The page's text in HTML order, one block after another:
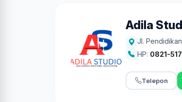
Adila
Jl.
HP: 0821-
Telepon